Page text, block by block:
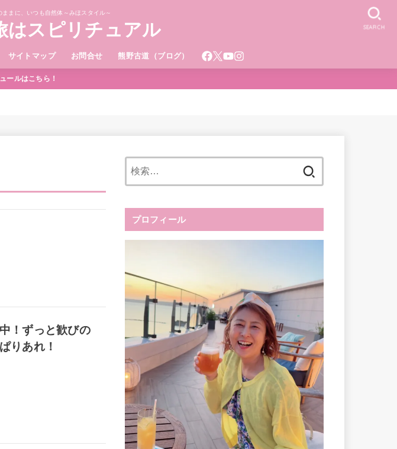
まに、いつも自然体～みほスタイル～
はスピリチュアル
サイトマップ お問合せ 熊野古道（ブログ）
SEARCH
ールはこちら！
！ずっと歓びの
りあれ！
プロフィール